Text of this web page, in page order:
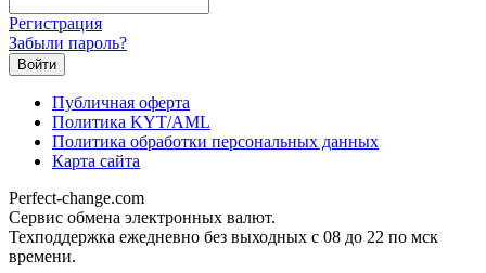
Регистрация
Забыли пароль?
Публичная оферта
Политика KYT/AML
Политика обработки персональных данных
Карта сайта
Perfect-change.com
Сервис обмена электронных валют.
Техподдержка ежедневно без выходных с 08 до 22 по мск
времени.